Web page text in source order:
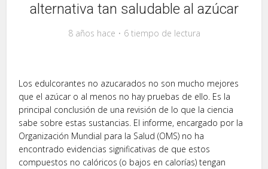
alternativa tan saludable al azúcar
8 años hace 6 tiempo de lectura
Los edulcorantes no azucarados no son mucho mejores
que el azúcar o al menos no hay pruebas de ello. Es la
principal conclusión de una revisión de lo que la ciencia
sabe sobre estas sustancias. El informe, encargado por la
Organización Mundial para la Salud (OMS) no ha
encontrado evidencias significativas de que estos
compuestos no calóricos (o bajos en calorías) tengan